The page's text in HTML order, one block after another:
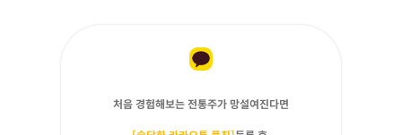
처음 경험해보는 전통주가 망설여진다면